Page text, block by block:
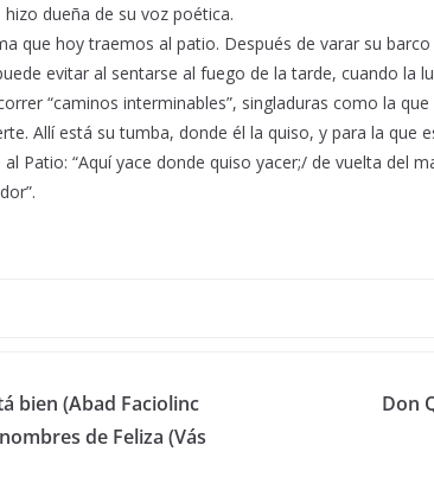
dueña de su voz poética.
que hoy traemos al patio. Después de varar su barco
evitar al sentarse al fuego de la tarde, cuando la
“caminos interminables”, singladuras como la
Allí está su tumba, donde él la quiso, y para la que
Patio: “Aquí yace donde quiso yacer;/ de vuelta del
bien (Abad Faciolinc
de Feliza (Vás
Don